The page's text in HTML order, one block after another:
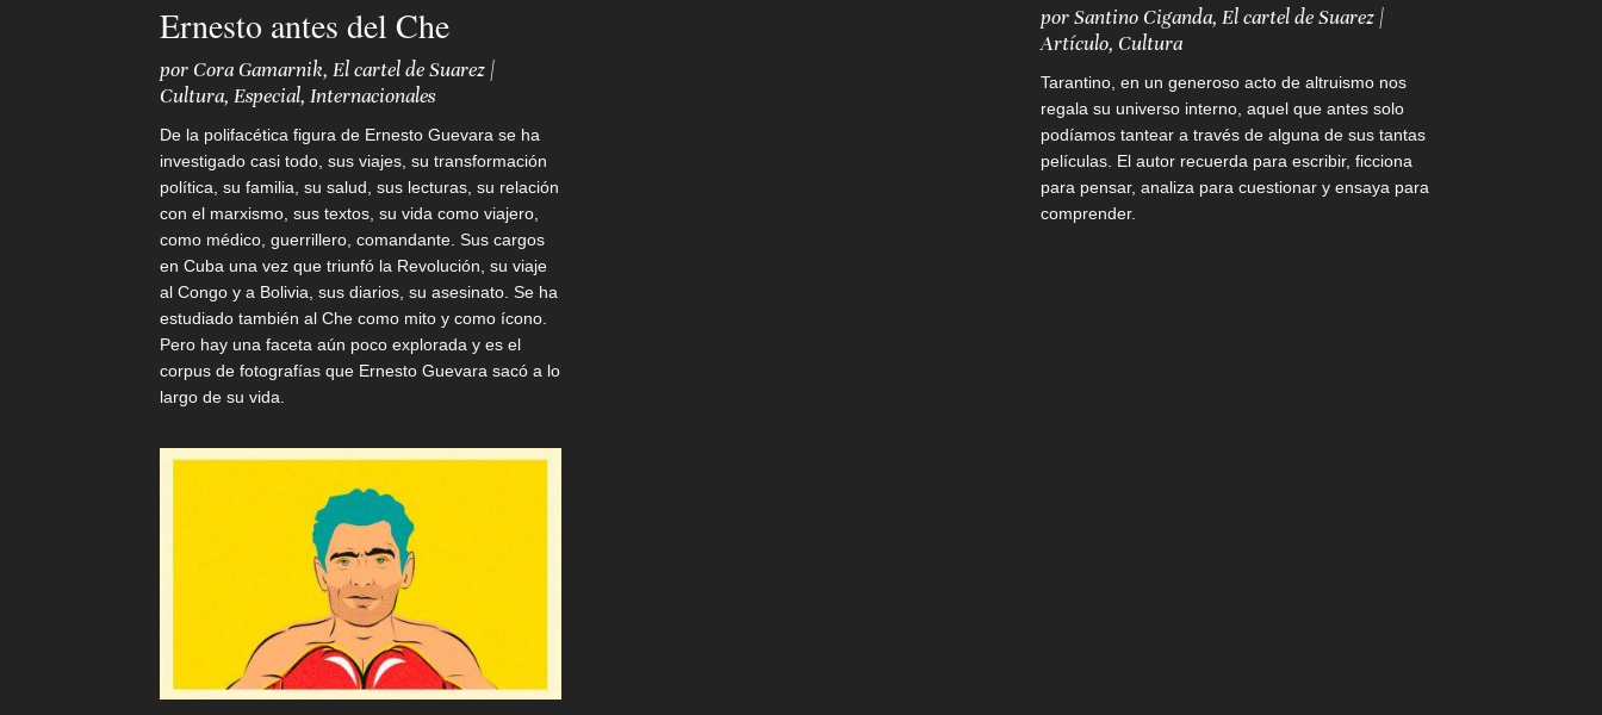
Ernesto antes del Che
por Cora Gamarnik,El cartel de Suarez |
Cultura,Especial,Internacionales
De la polifacética figura de Ernesto Guevara se ha
investigado casi todo, sus viajes, su transformación
política, su familia, su salud, sus lecturas, su relación
con el marxismo, sus textos, su vida como viajero,
como médico, guerrillero, comandante. Sus cargos
en Cuba una vez que triunfó la Revolución, su viaje
al Congo y a Bolivia, sus diarios, su asesinato. Se ha
estudiado también al Che como mito y como ícono.
Pero hay una faceta aún poco explorada y es el
corpus de fotografías que Ernesto Guevara sacó a lo
largo de su vida.
porSantino Ciganda, El cartel de Suarez|
Artículo, Cultura
Tarantino, en un generoso acto de altruismo nos
regala su universo interno, aquel que antes solo
podíamos tantear a través de alguna de sus tantas
películas. El autor recuerda para escribir, ficciona
para pensar, analiza para cuestionar y ensaya para
comprender.